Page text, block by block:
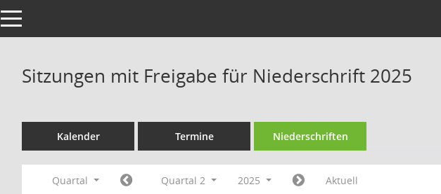
Toggle navigation
Sitzungen mit Freigabe für Niederschrift 2025
Kalender Termine Niederschriften
Quartal Quartal 2 2025 Aktuell